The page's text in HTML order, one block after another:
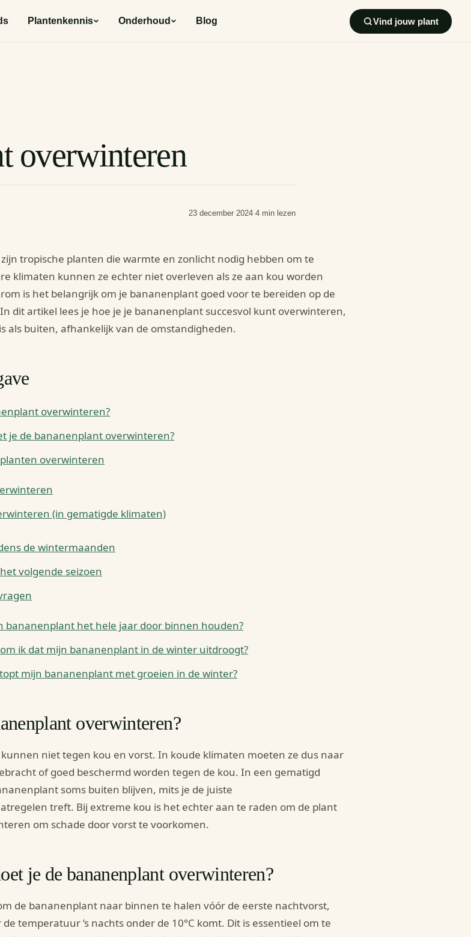
Plantenkennis Onderhoud Blog Vind jouw plant
overwinteren
23 december 2024·4 min lezen
tropische planten die warmte en zonlicht nodig hebben om te
klimaten kunnen ze echter niet overleven als ze aan kou worden
is het belangrijk om je bananenplant goed voor te bereiden op de
dit artikel lees je hoe je je bananenplant succesvol kunt overwinteren,
als buiten, afhankelijk van de omstandigheden.
overwinteren?
je de bananenplant overwinteren?
overwinteren
(in gematigde klimaten)
de wintermaanden
volgende seizoen
bananenplant het hele jaar door binnen houden?
ik dat mijn bananenplant in de winter uitdroogt?
mijn bananenplant met groeien in de winter?
overwinteren?
niet tegen kou en vorst. In koude klimaten moeten ze dus naar
of goed beschermd worden tegen de kou. In een gematigd
soms buiten blijven, mits je de juiste
treft. Bij extreme kou is het echter aan te raden om de plant
om schade door vorst te voorkomen.
je de bananenplant overwinteren?
de bananenplant naar binnen te halen vóór de eerste nachtvorst,
temperatuur ’s nachts onder de 10°C komt. Dit is essentieel om te